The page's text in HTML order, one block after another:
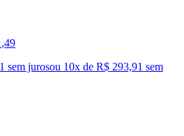
,49
sem jurosou 10x de R$ 293,91 sem